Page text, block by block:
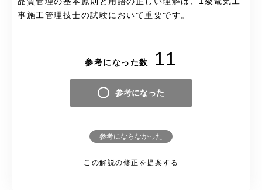
事施工管理技士の試験において重要です。
参考になった数 11
参考になった
参考にならなかった
この解説の修正を提案する